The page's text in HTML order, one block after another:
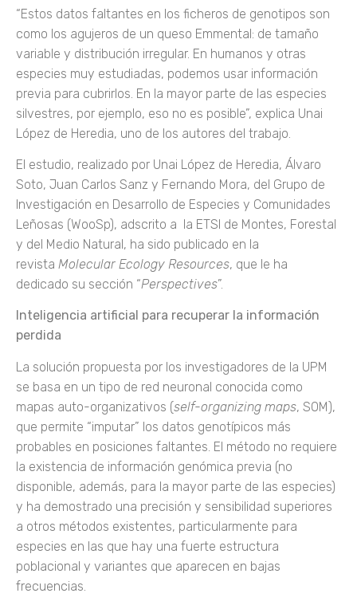
“Estos datos faltantes en los ficheros de genotipos son
como los agujeros de un queso Emmental: de tamaño
variable y distribución irregular. En humanos y otras
especies muy estudiadas, podemos usar información
previa para cubrirlos. En la mayor parte de las especies
silvestres, por ejemplo, eso no es posible”, explica Unai
López de Heredia, uno de los autores del trabajo.
El estudio, realizado por Unai López de Heredia, Álvaro
Soto, Juan Carlos Sanz y Fernando Mora, del Grupo de
Investigación en Desarrollo de Especies y Comunidades
Leñosas (WooSp), adscrito a la ETSI de Montes, Forestal
y del Medio Natural, ha sido publicado en la
revista Molecular Ecology Resources, que le ha
dedicado su sección “Perspectives”.
Inteligencia artificial para recuperar la información
perdida
La solución propuesta por los investigadores de la UPM
se basa en un tipo de red neuronal conocida como
mapas auto-organizativos (self-organizing maps, SOM),
que permite “imputar” los datos genotípicos más
probables en posiciones faltantes. El método no requiere
la existencia de información genómica previa (no
disponible, además, para la mayor parte de las especies)
y ha demostrado una precisión y sensibilidad superiores
a otros métodos existentes, particularmente para
especies en las que hay una fuerte estructura
poblacional y variantes que aparecen en bajas
frecuencias.